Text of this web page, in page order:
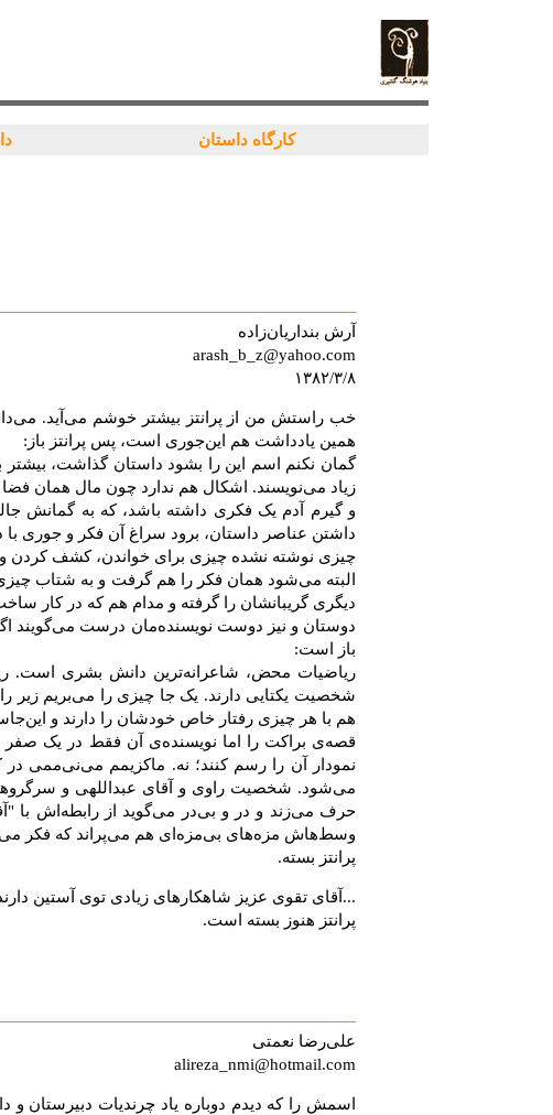
کارگاه داستان
آرش بنداریان‌زاده
arash_b_z@yahoo.com
۱۳۸۲/۳/۸
خب راستش من از پرانتز بیشتر خوشم می‌آید.
همین یادداشت هم این‌جوری است، پس پرانتز باز:
گمان نکنم اسم این را بشود داستان گذاشت،
زیاد می‌نویسند. اشکال هم ندارد چون مال همان
و گیرم آدم یک فکری داشته باشد، که به گمانش
داشتن عناصر داستان، برود سراغ آن فکر و جوری
چیزی نوشته نشده چیزی برای خواندن، کشف کردن
البته می‌شود همان فکر را هم گرفت و به شتاب
دیگری گریبانشان را گرفته و مدام هم که در کار
دوستان و نیز دوست نویسنده‌مان درست می‌گویند اگر
باز است:
ریاضیات محض، شاعرانه‌ترین دانش بشری است.
شخصیت یکتایی دارند. یک جا چیزی را می‌بریم زیر
هم با هر چیزی رفتار خاص خودشان را دارند و
قصه‌ی براکت را اما نویسنده‌ی آن فقط در یک
نمودار آن را رسم کنند؛ نه. ماکزیمم می‌نی‌ممی
می‌شود. شخصیت راوی و آقای عبداللهی و
حرف می‌زند و در و بی‌در می‌گوید از رابطه‌اش با
وسط‌هاش مزه‌های بی‌مزه‌ای هم می‌پراند که فکر
پرانتز بسته.
...آقای تقوی عزیز شاهکارهای زیادی توی آستین
پرانتز هنوز بسته است.
علی‌رضا نعمتی
alireza_nmi@hotmail.com
اسمش را که دیدم دوباره یاد چرندیات دبیرستان و